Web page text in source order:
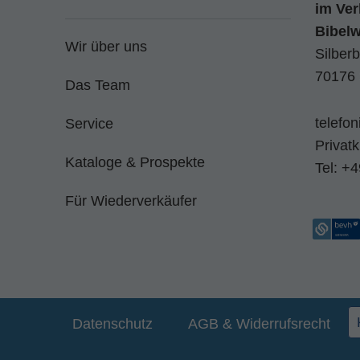
Wir über uns
Das Team
Service
Kataloge & Prospekte
Für Wiederverkäufer
im
70176
Tel:
Datenschutz AGB & Widerrufsrecht